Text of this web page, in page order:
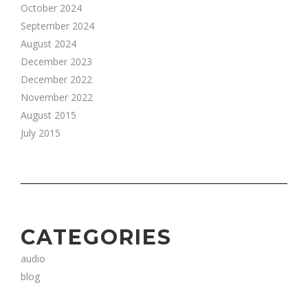
October 2024
September 2024
August 2024
December 2023
December 2022
November 2022
August 2015
July 2015
CATEGORIES
audio
blog